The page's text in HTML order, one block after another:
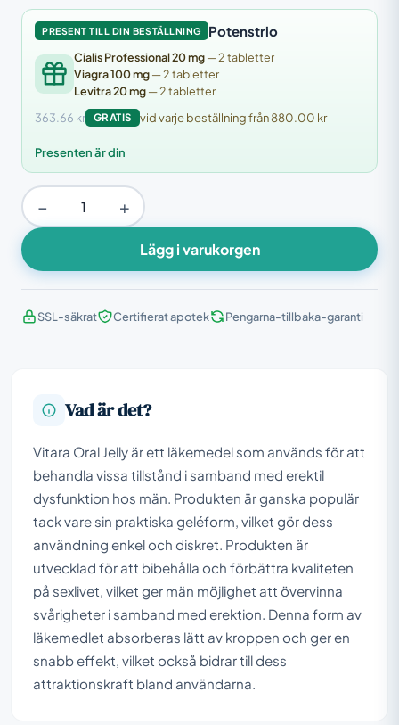
PRESENT TILL DIN BESTÄLLNING Potenstrio
Cialis Professional 20 mg— 2 tabletter
Viagra 100 mg— 2 tabletter
Levitra 20 mg— 2 tabletter
363.66 kr GRATIS vid varje beställning från 880.00 kr
Presenten är din
− +
Lägg i varukorgen
SSL-säkrat Certifierat apotek Pengarna-tillbaka-garanti
Vad är det?
Vitara Oral Jelly är ett läkemedel som används för att
behandla vissa tillstånd i samband med erektil
dysfunktion hos män. Produkten är ganska populär
tack vare sin praktiska geléform, vilket gör dess
användning enkel och diskret. Produkten är
utvecklad för att bibehålla och förbättra kvaliteten
på sexlivet, vilket ger män möjlighet att övervinna
svårigheter i samband med erektion. Denna form av
läkemedlet absorberas lätt av kroppen och ger en
snabb effekt, vilket också bidrar till dess
attraktionskraft bland användarna.